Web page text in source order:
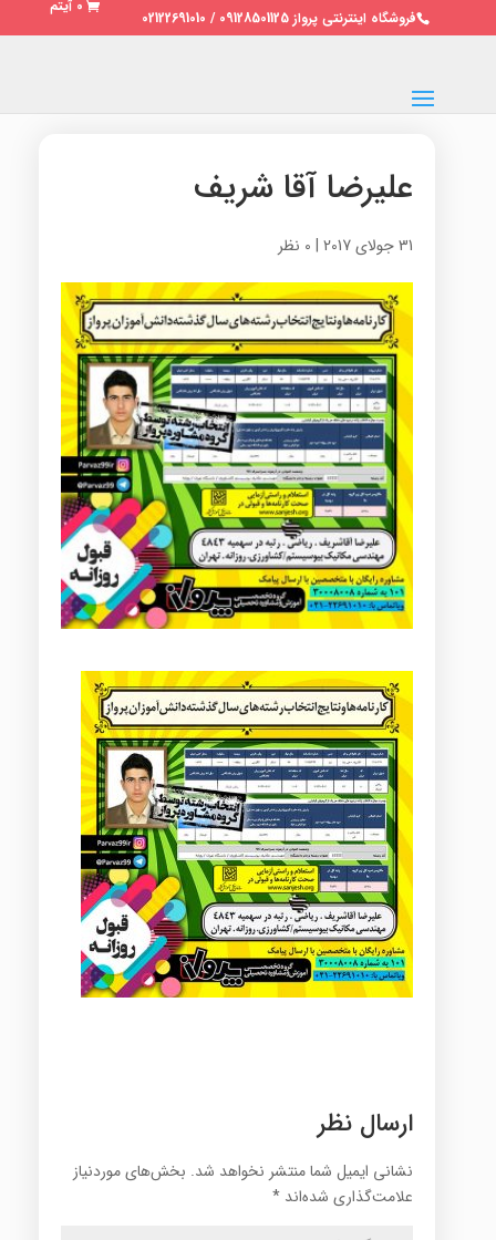
فروشگاه اینترنتی پرواز 09128501125 / 02122691010
0 آیتم
علیرضا آقا شریف
31 جولای 2017 | 0 نظر
ارسال نظر
نشانی ایمیل شما منتشر نخواهد شد. بخش‌های موردنیاز
علامت‌گذاری شده‌اند *